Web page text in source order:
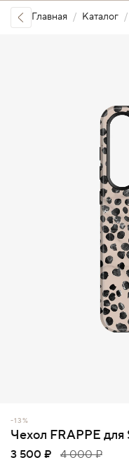
Главная Каталог
-13%
Чехол FRAPPE для
3 500 ₽ 4 000 ₽